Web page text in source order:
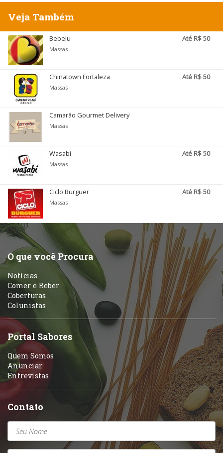
Veja Também
Bebelu
Massas
Até R$ 50
Chinatown Fortaleza
Massas
Até R$ 50
Camarão Gourmet Delivery
Massas
Wasabi
Massas
Até R$ 50
Ciclo Burguer
Massas
Até R$ 50
O que você Procura
Notícias
Comer e Beber
Coberturas
Colunistas
Portal Sabores
Quem Somos
Anunciar
Entrevistas
Contato